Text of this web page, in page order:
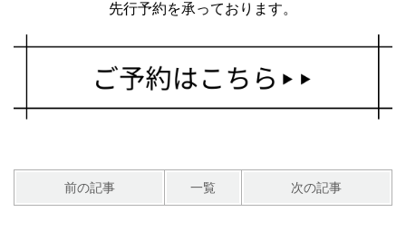
先行予約を承っております。
前の記事 一覧 次の記事